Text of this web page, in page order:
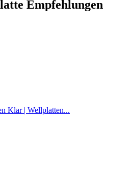
Empfehlungen
Klar | Wellplatten...